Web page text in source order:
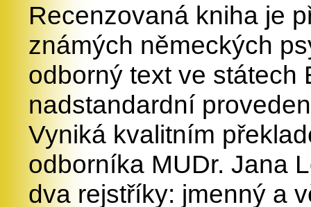
Recenzovaná kniha je
známých německých
odborný text ve státech
nadstandardní
Vyniká kvalitním
odborníka MUDr. Jana
dva rejstříky: jmenný a